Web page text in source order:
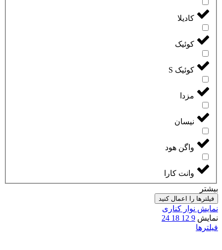
کادیلا
کوئیک
کوئیک S
مزدا
نیسان
واگن هود
وانت کارا
بیشتر
فیلترها را اعمال کنید
نمایش نوار کناری
نمایش 9
12
18
24
فیلترها